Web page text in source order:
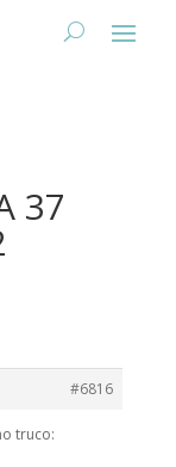
37
#6816
truco: